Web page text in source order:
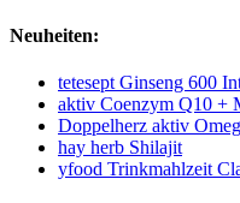
Neuheiten:
tetesept Ginseng 600
aktiv Coenzym Q10 +
Doppelherz aktiv
hay herb Shilajit
yfood Trinkmahlzeit